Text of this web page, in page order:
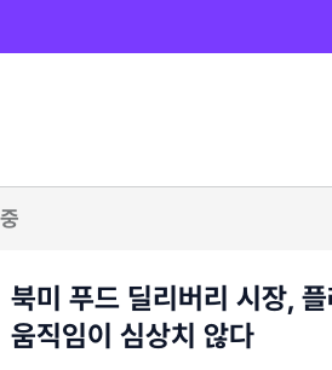
북미 푸드 딜리버리 시장,
움직임이 심상치 않다